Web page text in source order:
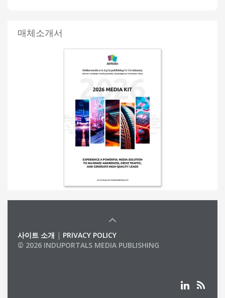
매체소개서
사이트 소개 | PRIVACY POLICY
© 2026 INDUPORTALS MEDIA PUBLISHING